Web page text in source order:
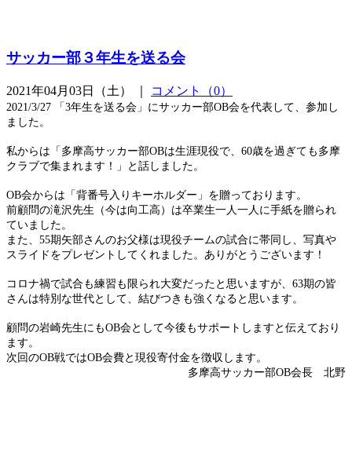
サッカー部３年生を送る会
2021年04月03日（土） ｜ コメント（0）
2021/3/27 「3年生を送る会」にサッカー部OB会を代表して、参加し
ました。
私からは「多摩高サッカー部OBは生涯現役で、60歳を過ぎても多摩
クラブで集まれます！」と話しました。
OB会からは「背番号入りキーホルダー」を贈っております。
前顧問の滝沢先生（今は向工高）は卒業生一人一人に手紙を贈られ
ていました。
また、55期矢部さんのお父様は現役チームの試合に帯同し、写真や
スライドをプレゼントしてくれました。ありがとうございます！
コロナ禍で試合も練習も限られ大変だったと思いますが、63期の皆
さんは特別な世代として、結びつきも強くなると思います。
顧問の岩崎先生にもOB会として今後もサポートしますと伝えており
ます。
次回のOB戦ではOB会費と現役寄付金を徴収します。
多摩高サッカー部OB会長 北野